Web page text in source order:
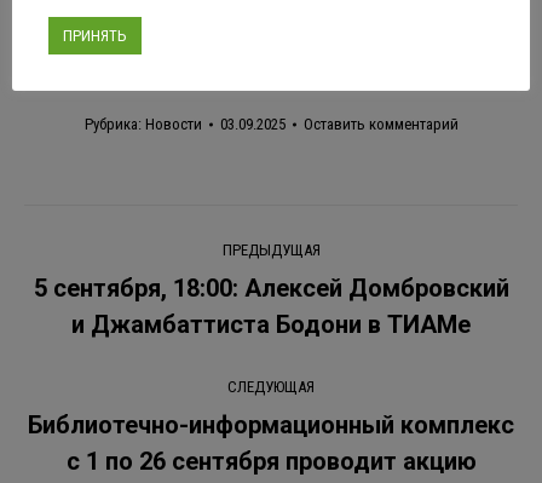
Рубрика: Новости 03.09.2025 Оставить комментарий
Навигация
по
записям
ПРЕДЫДУЩАЯ
Предыдущая
запись:
5 сентября, 18:00: Алексей Домбровский
и Джамбаттиста Бодони в ТИАМе
СЛЕДУЮЩАЯ
Следующая
Библиотечно-информационный комплекс
с 1 по 26 сентября проводит акцию
ПРИНЯТЬ